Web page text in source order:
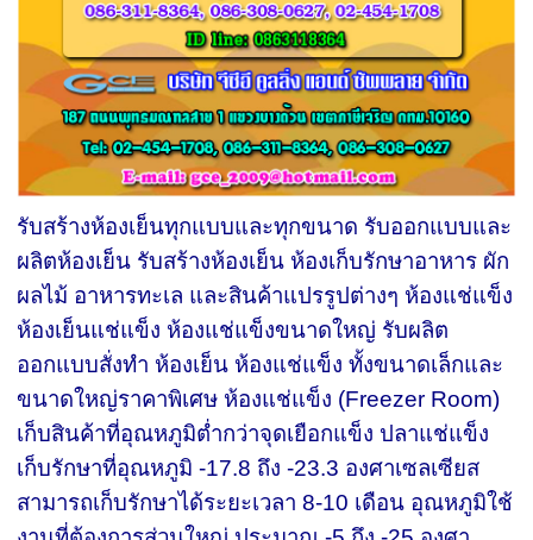
รับสร้างห้องเย็นทุกแบบและทุกขนาด รับออกแบบและ
ผลิตห้องเย็น รับสร้างห้องเย็น ห้องเก็บรักษาอาหาร ผัก
ผลไม้ อาหารทะเล และสินค้าแปรรูปต่างๆ ห้องแช่แข็ง
ห้องเย็นแช่แข็ง ห้องแช่แข็งขนาดใหญ่ รับผลิต
ออกแบบสั่งทำ ห้องเย็น ห้องแช่​แข็ง ทั้งขนาดเล็กและ
ขนาดใหญ่ราคาพิเศษ ห้องแช่แข็ง (Freezer Room)
เก็บสินค้าที่อุณหภูมิต่ำกว่าจุดเยือกแข็ง ปลาแช่แข็ง
เก็บรักษาที่อุณหภูมิ -17.8 ถึง -23.3 องศาเซลเซียส
สามารถเก็บรักษาได้ระยะเวลา 8-10 เดือน อุณหภูมิใช้